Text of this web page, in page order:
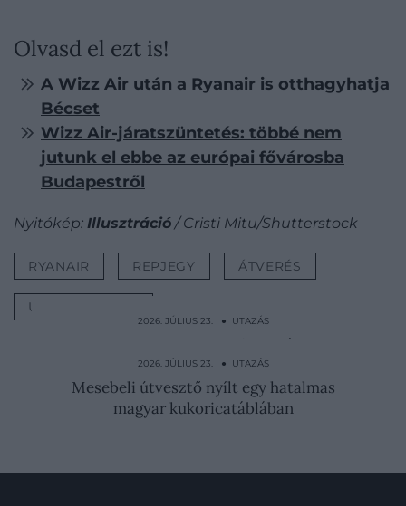
Olvasd el ezt is!
A Wizz Air után a Ryanair is otthagyhatja
Bécset
Wizz Air-járatszüntetés: többé nem
jutunk el ebbe az európai fővárosba
Budapestről
Nyitókép: Illusztráció / Cristi Mitu/Shutterstock
RYANAIR REPJEGY ÁTVERÉS
UTAZÁSI IRODA
2026. JÚLIUS 23. ● UTAZÁS
Madarak hullanak az égből a világ egyik
legforróbb városában
2026. JÚLIUS 23. ● UTAZÁS
Mesebeli útvesztő nyílt egy hatalmas
magyar kukoricatáblában